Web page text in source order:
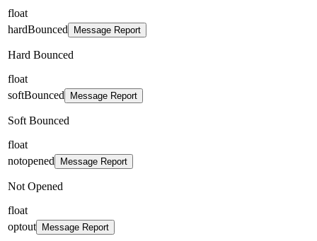
float
hardBounced
Message Report
Hard Bounced
float
softBounced
Message Report
Soft Bounced
float
notopened
Message Report
Not Opened
float
optout
Message Report